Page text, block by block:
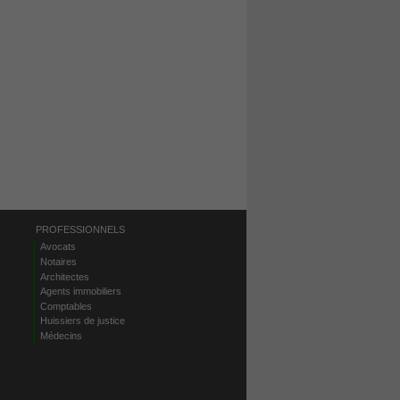
PROFESSIONNELS
Avocats
Notaires
Architectes
Agents immobiliers
Comptables
Huissiers de justice
Médecins